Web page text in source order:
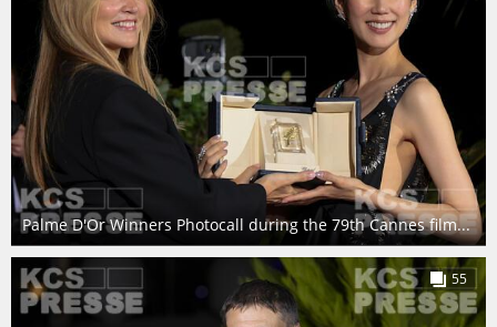
Palme D'Or Winners Photocall during the 79th Cannes film...
55